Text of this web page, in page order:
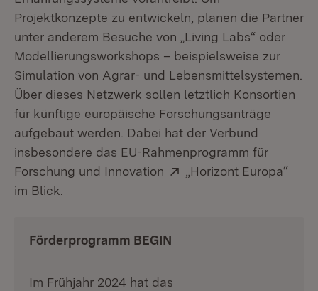
Projektkonzepte zu entwickeln, planen die Partner
unter anderem Besuche von „Living Labs“ oder
Modellierungsworkshops – beispielsweise zur
Simulation von Agrar- und Lebensmittelsystemen.
Über dieses Netzwerk sollen letztlich Konsortien
für künftige europäische Forschungsanträge
aufgebaut werden. Dabei hat der Verbund
insbesondere das EU-Rahmenprogramm für
Forschung und Innovation
Extern:
„Horizont Europa“
im Blick.
Förderprogramm BEGIN
Im Frühjahr 2024 hat das